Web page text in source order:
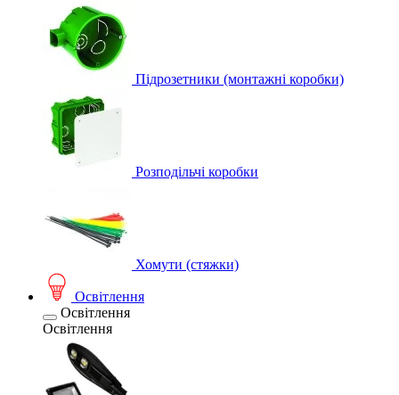
Підрозетники (монтажні коробки)
Розподільчі коробки
Хомути (стяжки)
Освітлення
Освітлення
Освітлення